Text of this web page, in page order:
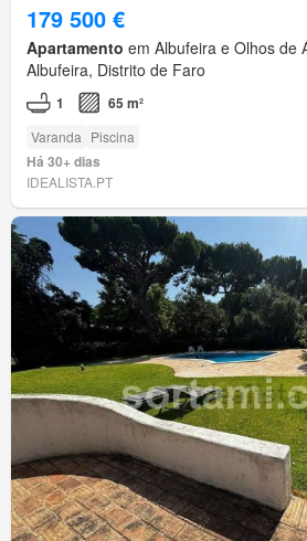
179 500 €
Apartamento em Albufeira e Olhos de
Albufeira, Distrito de Faro
1 65 m²
Varanda Piscina
Há 30+ dias
IDEALISTA.PT